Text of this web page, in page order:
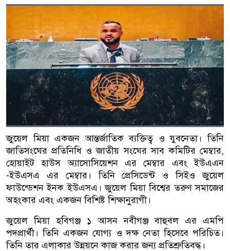
জুয়েল মিয়া একজন আন্তর্জাতিক ব্যক্তিত্ব ও যুবনেতা। তিনি
জাতিসংঘের প্রতিনিধি ও জাতীয় সংঘের সাব কমিটির মেম্বার,
হোয়াইট হাউস অ্যাসোসিয়েশন এর মেম্বার এবং ইউএএন
-ইউএসএ এর মেম্বার। তিনি প্রেসিডেন্ট ও সিইও জুয়েল
ফাউন্ডেশন ইনক ইউএসএ। জুয়েল মিয়া বিশ্বের তরুণ সমাজের
অহংকার এবং একজন বিশিষ্ট শিক্ষানুরাগী।
জুয়েল মিয়া হবিগঞ্জ ১ আসন নবীগঞ্জ বাহুবল এর এমপি
পদপ্রার্থী। তিনি একজন যোগ্য ও দক্ষ নেতা হিসেবে পরিচিত।
তিনি তার এলাকার উন্নয়নে কাজ করার জন্য প্রতিশ্রুতিবদ্ধ।